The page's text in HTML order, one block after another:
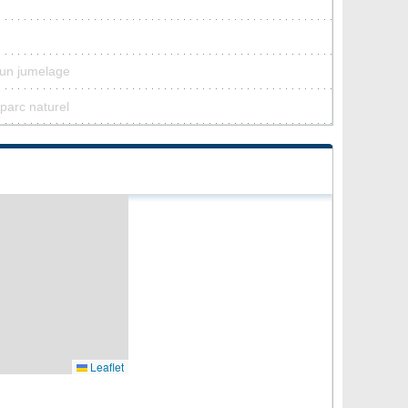
jumelage
naturel
Leaflet